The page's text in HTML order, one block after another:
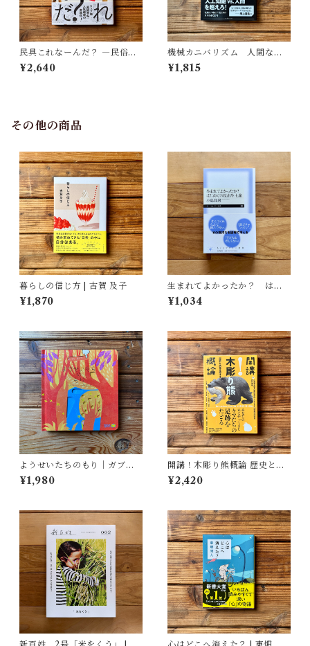
民具これなーんだ？ ―民俗学
者・宮本常一が美術大学に遺
した民具コレクション | 加藤幸
¥2,640
機械カニバリズム 人間なき
あとの人類学へ｜久保 明教
¥1,815
その他の商品
暮らしの信じ方 | 古賀 及子
¥1,870
生まれてよかったか？ はじ
めての反出生主義 | 小島 和男
¥1,034
ようせいたちのもり｜ガブリ
エーレ・クリーマ, さとう なな
こ訳
¥1,980
開講！木彫り熊概論 歴史と文
化を旅する | 北海道大学大学院
文学院文化多様性論講座博物
¥2,420